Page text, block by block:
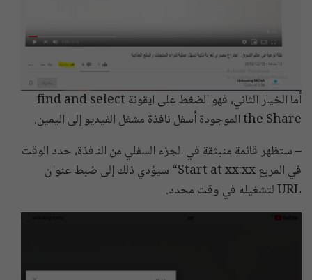
أما الخيار الثاني، فهو الضغط على ايقونة find and select
the Share الموجودة أسفل نافذة مشغل الفيديو إلى اليمين.
– ستظهر قائمة منبثقة في الجزء السفلي من النافذة، حدد الوقت
في المربع Start at xx:xx“ سيؤدي ذلك إلى ضبط عنوان
URL لتشغيله في وقت محدد.